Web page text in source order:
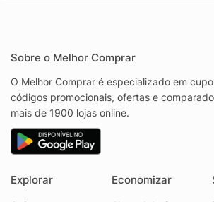
Sobre o Melhor Comprar
O Melhor Comprar é especializado em
códigos promocionais, ofertas e
mais de 1900 lojas online.
Explorar Economizar